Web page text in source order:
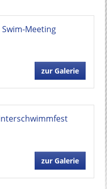
Meeting
zur Galerie
zur Galerie